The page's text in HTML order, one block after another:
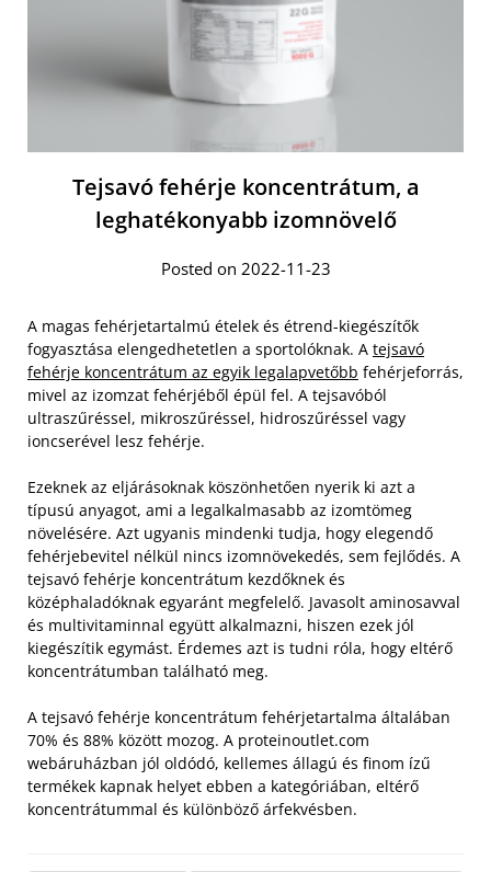
Tejsavó fehérje koncentrátum, a
leghatékonyabb izomnövelő
Posted on 2022-11-23
A magas fehérjetartalmú ételek és étrend-kiegészítők
fogyasztása elengedhetetlen a sportolóknak. A tejsavó
fehérje koncentrátum az egyik legalapvetőbb fehérjeforrás,
mivel az izomzat fehérjéből épül fel. A tejsavóból
ultraszűréssel, mikroszűréssel, hidroszűréssel vagy
ioncserével lesz fehérje.
Ezeknek az eljárásoknak köszönhetően nyerik ki azt a
típusú anyagot, ami a legalkalmasabb az izomtömeg
növelésére. Azt ugyanis mindenki tudja, hogy elegendő
fehérjebevitel nélkül nincs izomnövekedés, sem fejlődés. A
tejsavó fehérje koncentrátum kezdőknek és
középhaladóknak egyaránt megfelelő. Javasolt aminosavval
és multivitaminnal együtt alkalmazni, hiszen ezek jól
kiegészítik egymást. Érdemes azt is tudni róla, hogy eltérő
koncentrátumban található meg.
A tejsavó fehérje koncentrátum fehérjetartalma általában
70% és 88% között mozog. A proteinoutlet.com
webáruházban jól oldódó, kellemes állagú és finom ízű
termékek kapnak helyet ebben a kategóriában, eltérő
koncentrátummal és különböző árfekvésben.